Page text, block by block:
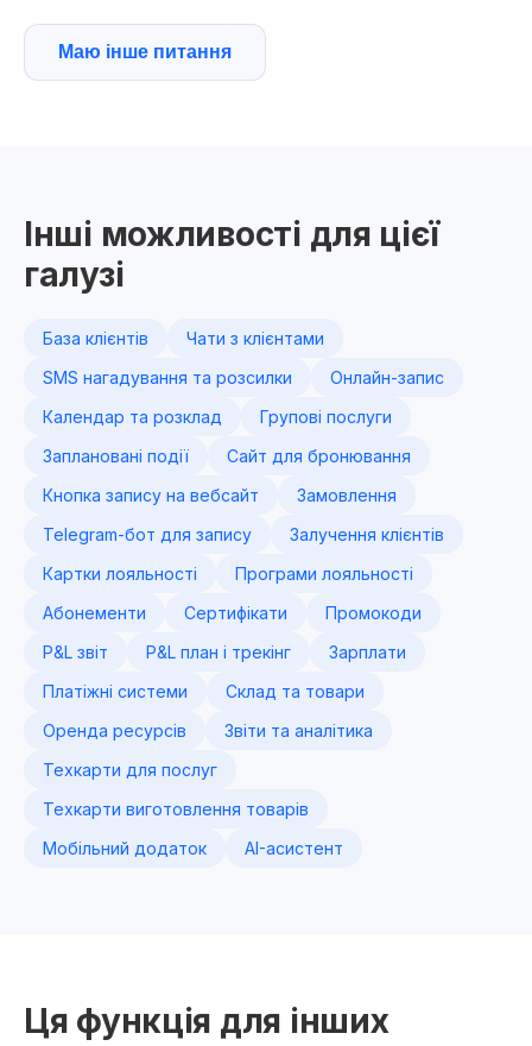
Маю інше питання
Інші можливості для цієї
галузі
База клієнтів
Чати з клієнтами
SMS нагадування та розсилки
Онлайн-запис
Календар та розклад
Групові послуги
Заплановані події
Сайт для бронювання
Кнопка запису на вебсайт
Замовлення
Telegram-бот для запису
Залучення клієнтів
Картки лояльності
Програми лояльності
Абонементи
Сертифікати
Промокоди
P&L звіт
P&L план і трекінг
Зарплати
Платіжні системи
Склад та товари
Оренда ресурсів
Звіти та аналітика
Техкарти для послуг
Техкарти виготовлення товарів
Мобільний додаток
AI-асистент
Ця функція для інших